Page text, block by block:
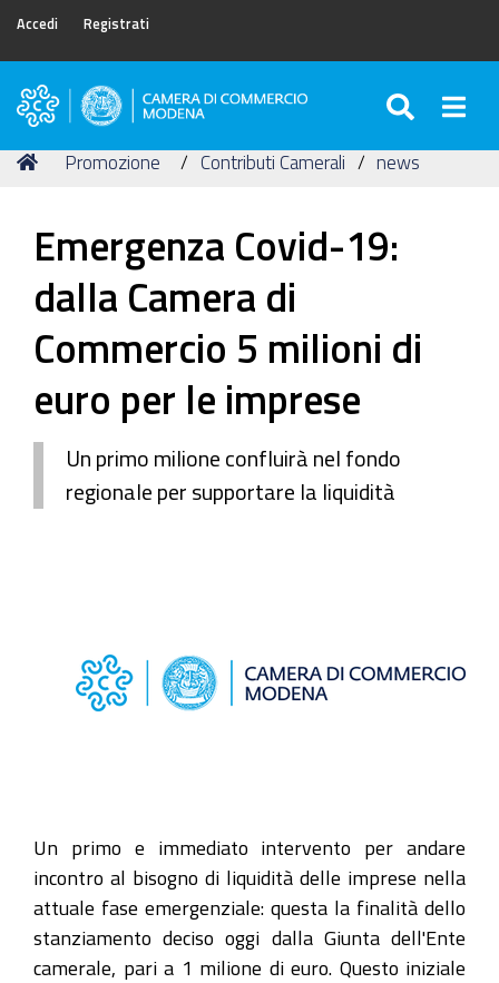
Accedi Registrati
Camera
Commercio
Tu
Home
Promozione Contributi Camerali news
Emergenza Covid-19:
dalla Camera di
Commercio 5 milioni di
euro per le imprese
Un primo milione confluirà nel fondo
regionale per supportare la liquidità
Un primo e immediato intervento per andare
incontro al bisogno di liquidità delle imprese nella
attuale fase emergenziale: questa la finalità dello
stanziamento deciso oggi dalla Giunta dell'Ente
camerale, pari a 1 milione di euro. Questo iniziale